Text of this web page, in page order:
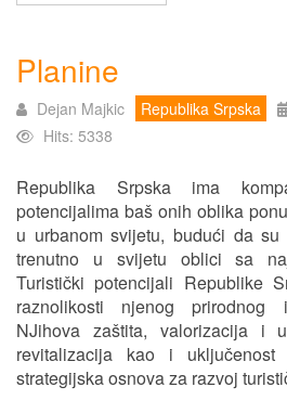
Planine
Dejan Majkic Republika Srpska
Hits: 5338
Republika Srpska ima
potencijalima baš onih oblika
u urbanom svijetu, budući da
trenutno u svijetu oblici sa
Turistički potencijali Republike
raznolikosti njenog prirodnog
NJihova zaštita, valorizacija i
revitalizacija kao i
strategijska osnova za razvoj